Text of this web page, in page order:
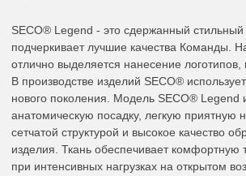
SECO® Legend - это сдержанный стильный
подчеркивает лучшие качества Команды.
отлично выделяется нанесение логотипов,
В производстве изделий SECO®
нового поколения. Модель SECO® Legend
анатомическую посадку, легкую приятную
сетчатой структурой и высокое качество
изделия. Ткань обеспечивает комфортную
при интенсивных нагрузках на открытом